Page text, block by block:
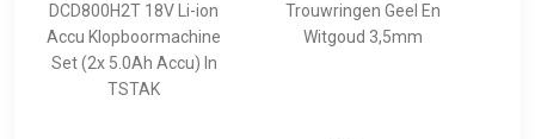
DCD800H2T 18V Li-ion
Accu Klopboormachine
Set (2x 5.0Ah Accu) In
TSTAK
Trouwringen Geel En
Witgoud 3,5mm